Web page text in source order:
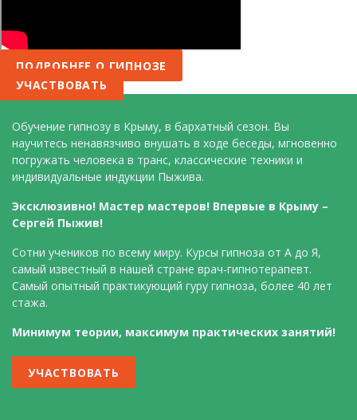
ПОДРОБНЕЕ О ГИПНОЗЕ
УЧАСТВОВАТЬ
Обучение гипнозу в Крыму, в бархатный сезон. Вы
научитесь ненавязчиво внушать в ходе беседы, мгновенно
погружать человека в транс, классические техники и
индивидуальные индукции Пыжива.
Эксклюзивно! Мастер мастеров! Впервые в Крыму –
Сергей Пыжив!
Сотни учеников по всему миру. Курсы гипноза от А до Я,
самый известный в нашей стране врач-гипнотерапевт.
Самый опытный практикующий гуру гипноза, более 40 лет
стажа.
Минимум теории, максимум практических занятий!
УЧАСТВОВАТЬ